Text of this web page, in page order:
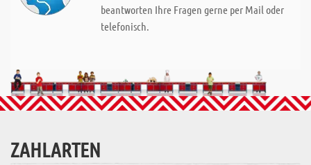
beantworten Ihre Fragen gerne per Mail oder
telefonisch.
ZAHLARTEN